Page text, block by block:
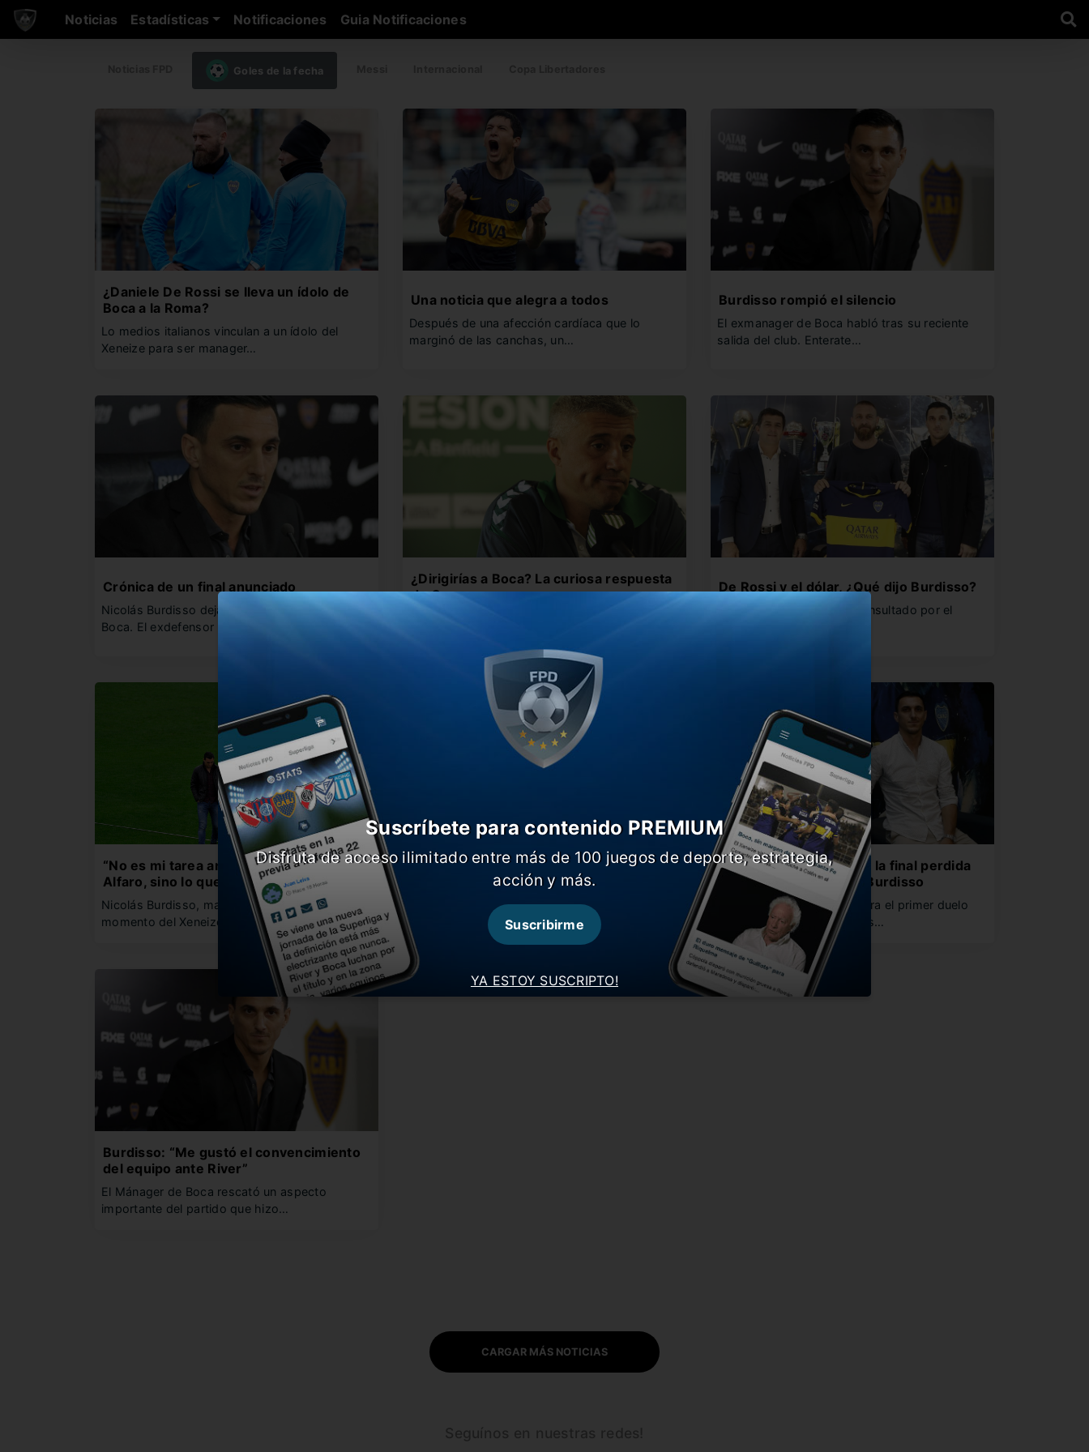
Noticias Estadísticas Notificaciones Guia Notificaciones
Goles de la fecha
¿Daniele De Rossi se lleva un ídolo de
Boca a la Roma?
Lo medios italianos vinculan a un ídolo del
Xeneize para ser manager…
Una noticia que alegra a todos
Después de una afección cardíaca que lo
marginó de las canchas, un…
Burdisso rompió el silencio
El exmanager de Boca habló tras su reciente
salida del club. Enterate…
Crónica de un final anunciado
Nicolás Burdisso dejará de ser el manager de
Boca. El exdefensor le…
¿Dirigirías a Boca? La curiosa respuesta
de Crespo
De Rossi y el dólar, ¿Qué dijo Burdisso?
El manager de Boca fue consultado por el
“No es mi tarea analizar lo que dice
Alfaro, sino lo que hace”
Nicolás Burdisso, manager de Boca, analiza el
momento del Xeneize y opina…
Burdisso bancó a Alfaro y evitó hablar
El director deportivo de Boca rompió el silencio
tras la derrota ante…
¿Puede pesar en semis la final perdida
en Madrid? Responde Burdisso
Menos de dos semanas para el primer duelo
ante River. En declaraciones…
Burdisso: “Me gustó el convencimiento
del equipo ante River”
El Mánager de Boca rescató un aspecto
importante del partido que hizo…
CARGAR MÁS NOTICIAS
YA ESTOY SUSCRIPTO!
Suscríbete para contenido PREMIUM
Disfruta de acceso ilimitado entre más de 100 juegos de deporte, estrategia,
acción y más.
Suscribirme